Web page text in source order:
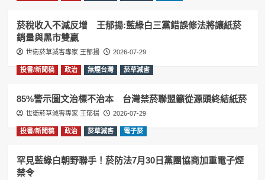
菸稅收入不減反增 王郁揚:藍綠白三黨錯誤修法將讓紙菸
銷量與黑市雙贏
世衛菸草減害專家 王郁揚 2026-07-29
投書/新聞稿 政治 無煙台灣 菸草減害
85%警示圖文治標不治本 台灣禁菸聯盟籲從源頭終結紙菸
世衛菸草減害專家 王郁揚 2026-07-29
投書/新聞稿 政治 菸草減害 電子菸
罕見藍綠白朝野聯手！菸防法7月30日黨團協商加重電子煙
禁令